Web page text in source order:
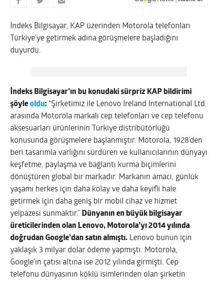
İndeks Bilgisayar, KAP üzerinden Motorola telefonları
Türkiye’ye getirmek adına görüşmelere başladığını
duyurdu.
İndeks Bilgisayar’ın bu konudaki sürpriz KAP bildirimi
şöyleoldu: “Şirketimiz ile Lenovo Ireland International Ltd.
arasında Motorola markalı cep telefonları ve cep telefonu
aksesuarları ürünlerinin Türkiye distribütörlüğü
konusunda görüşmelere başlanmıştır. Motorola, 1928’den
beri tasarımla varlığını sürdüren ve kullanıcılarının dünyayı
keşfetme, paylaşma ve bağlantı kurma biçimlerini
dönüştüren global bir markadır. Markanın amacı, günlük
yaşamı herkes için daha kolay ve daha keyifli hale
getirmek için daha geniş bir mobil cihaz ve hizmet
yelpazesi sunmaktır.” Dünyanın en büyük bilgisayar
üreticilerinden olan Lenovo, Motorola’yı 2014 yılında
doğrudan Google’dan satın almıştı. Lenovo bunun için
yaklaşık 3 milyar dolar ödeme yapmıştı. Motorola,
Google’ın çatısı altına ise 2012 yılında girmişti. Cep
telefonu dünyasının köklü isimlerinden olan şirketin